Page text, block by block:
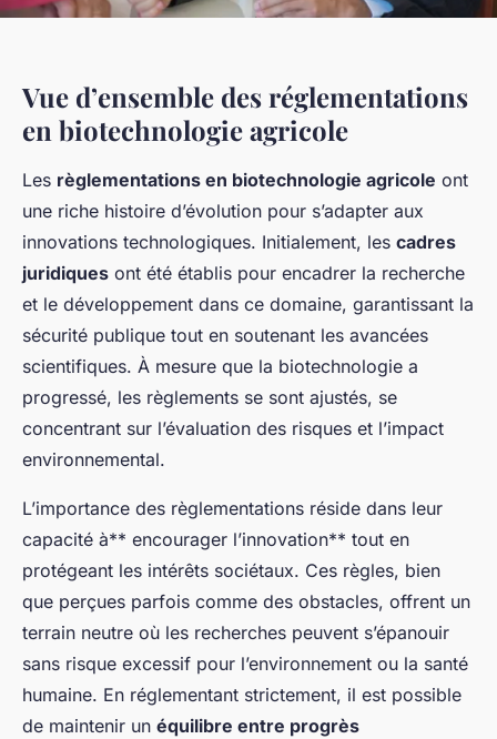
Vue d’ensemble des réglementations
en biotechnologie agricole
Les règlementations en biotechnologie agricole ont
une riche histoire d’évolution pour s’adapter aux
innovations technologiques. Initialement, les cadres
juridiques ont été établis pour encadrer la recherche
et le développement dans ce domaine, garantissant la
sécurité publique tout en soutenant les avancées
scientifiques. À mesure que la biotechnologie a
progressé, les règlements se sont ajustés, se
concentrant sur l’évaluation des risques et l’impact
environnemental.
L’importance des règlementations réside dans leur
capacité à** encourager l’innovation** tout en
protégeant les intérêts sociétaux. Ces règles, bien
que perçues parfois comme des obstacles, offrent un
terrain neutre où les recherches peuvent s’épanouir
sans risque excessif pour l’environnement ou la santé
humaine. En réglementant strictement, il est possible
de maintenir un équilibre entre progrès